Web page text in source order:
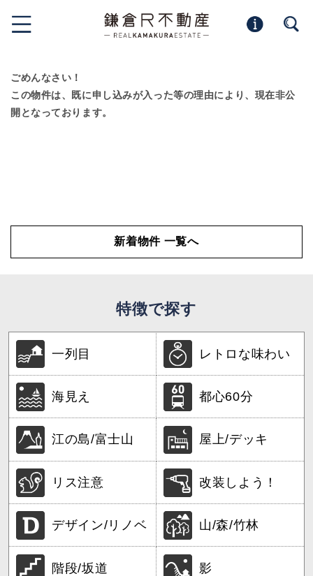
ごめんなさい！
この物件は、既に申し込みが入った等の理由により、現在非公
開となっております。
新着物件 一覧へ
特徴で探す
一列目 レトロな味わい
海見え 都心60分
江の島/富士山 屋上/デッキ
リス注意 改装しよう！
デザイン/リノベ 山/森/竹林
階段/坂道 影